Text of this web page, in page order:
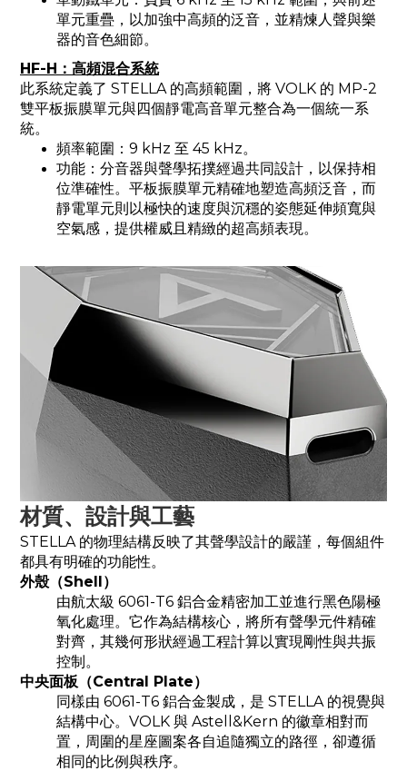
單元重疊，以加強中高頻的泛音，並精煉人聲與樂
器的音色細節。
HF-H：高頻混合系統
此系統定義了 STELLA 的高頻範圍，將 VOLK 的 MP-2
雙平板振膜單元與四個靜電高音單元整合為一個統一系
統。
頻率範圍：9 kHz 至 45 kHz。
功能：分音器與聲學拓撲經過共同設計，以保持相
位準確性。平板振膜單元精確地塑造高頻泛音，而
靜電單元則以極快的速度與沉穩的姿態延伸頻寬與
空氣感，提供權威且精緻的超高頻表現。
材質、設計與工藝
STELLA 的物理結構反映了其聲學設計的嚴謹，每個組件
都具有明確的功能性。
外殼（Shell）
由航太級 6061-T6 鋁合金精密加工並進行黑色陽極
氧化處理。它作為結構核心，將所有聲學元件精確
對齊，其幾何形狀經過工程計算以實現剛性與共振
控制。
中央面板 （Central Plate）
同樣由 6061-T6 鋁合金製成，是 STELLA 的視覺與
結構中心。VOLK 與 Astell&Kern 的徽章相對而
置，周圍的星座圖案各自追隨獨立的路徑，卻遵循
相同的比例與秩序。